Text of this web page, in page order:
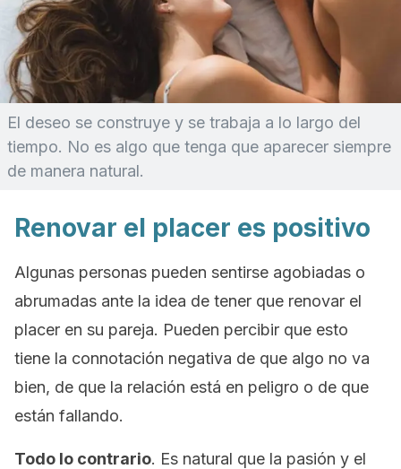
El deseo se construye y se trabaja a lo largo del
tiempo. No es algo que tenga que aparecer siempre
de manera natural.
Renovar el placer es positivo
Algunas personas pueden sentirse agobiadas o
abrumadas ante la idea de tener que renovar el
placer en su pareja. Pueden percibir que esto
tiene la connotación negativa de que algo no va
bien, de que la relación está en peligro o de que
están fallando.
Todo lo contrario. Es natural que la pasión y el